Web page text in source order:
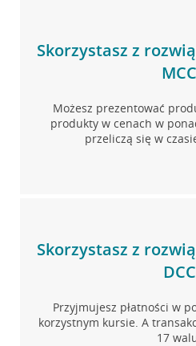
Skorzystasz z
MCC
Możesz prezentować
produkty w cenach w
przeliczą się w
Skorzystasz z
DCC
Przyjmujesz płatności w
korzystnym kursie. A
17